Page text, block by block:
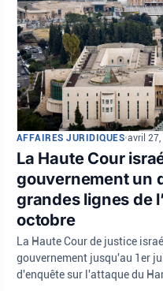
AFFAIRES JURIDIQUES•avril
La Haute Cour
gouvernement un
grandes lignes de
octobre
La Haute Cour de justice
gouvernement jusqu'au 1er
d'enquête sur l'attaque du